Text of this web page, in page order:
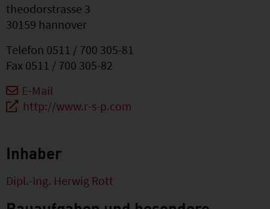
theodorstrasse 3
30159 hannover
Telefon 0511 / 700 305-81
Fax 0511 / 700 305-82
E-Mail
http://www.r-s-p.com
Inhaber
Dipl.-Ing. Herwig Rott